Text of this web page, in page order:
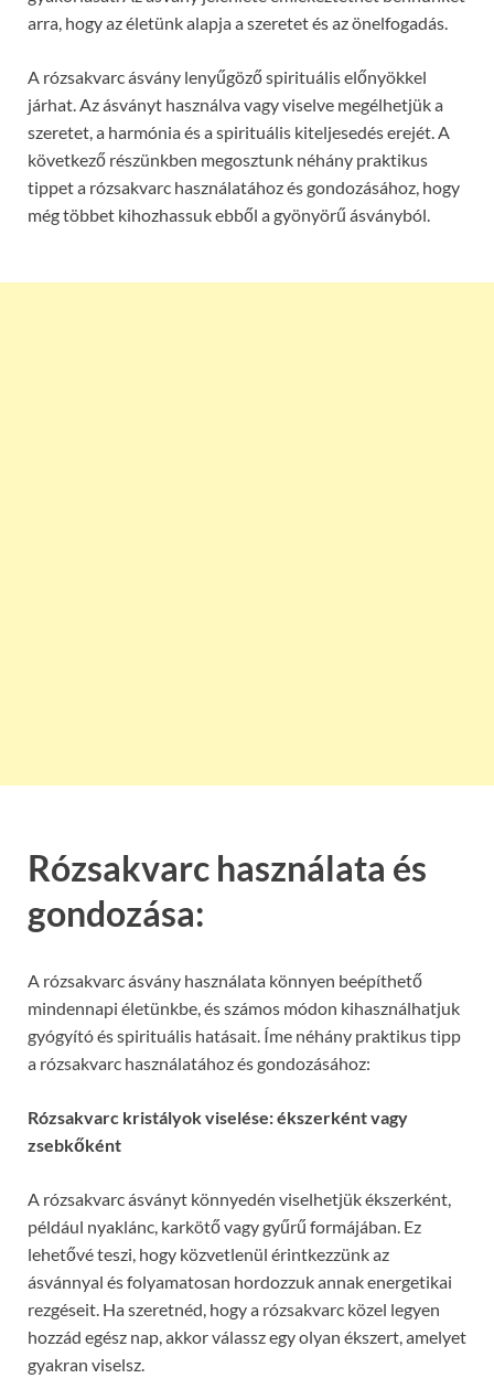
arra, hogy az életünk alapja a szeretet és az önelfogadás.
A rózsakvarc ásvány lenyűgöző spirituális előnyökkel
járhat. Az ásványt használva vagy viselve megélhetjük a
szeretet, a harmónia és a spirituális kiteljesedés erejét. A
következő részünkben megosztunk néhány praktikus
tippet a rózsakvarc használatához és gondozásához, hogy
még többet kihozhassuk ebből a gyönyörű ásványból.
Rózsakvarc használata és
gondozása:
A rózsakvarc ásvány használata könnyen beépíthető
mindennapi életünkbe, és számos módon kihasználhatjuk
gyógyító és spirituális hatásait. Íme néhány praktikus tipp
a rózsakvarc használatához és gondozásához:
Rózsakvarc kristályok viselése: ékszerként vagy
zsebkőként
A rózsakvarc ásványt könnyedén viselhetjük ékszerként,
például nyaklánc, karkötő vagy gyűrű formájában. Ez
lehetővé teszi, hogy közvetlenül érintkezzünk az
ásvánnyal és folyamatosan hordozzuk annak energetikai
rezgéseit. Ha szeretnéd, hogy a rózsakvarc közel legyen
hozzád egész nap, akkor válassz egy olyan ékszert, amelyet
gyakran viselsz.